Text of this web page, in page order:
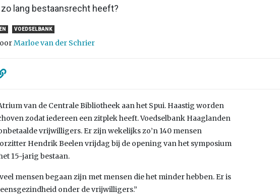
lang bestaansrecht heeft?
VOEDSELBANK
Marloe van der Schrier
van de Centrale Bibliotheek aan het Spui. Haastig worden
zodat iedereen een zitplek heeft. Voedselbank Haaglanden
vrijwilligers. Er zijn wekelijks zo’n 140 mensen
Hendrik Beelen vrijdag bij de opening van het symposium
15-jarig bestaan.
mensen begaan zijn met mensen die het minder hebben. Er is
onder de vrijwilligers.”